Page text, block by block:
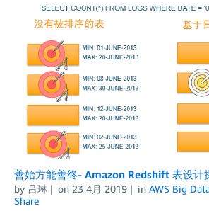
善始方能善终- Amazon Redshift 表设计
by 吕琳 on 23 4月 2019 in AWS Big
Share